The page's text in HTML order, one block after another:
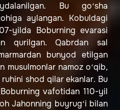
Bu go‘sha
aylangan. Kobuldagi
yilda Boburning evarasi
qurilgan. Qabrdan sal
bunyod etilgan
musulmonlar namoz o‘qib,
shod qilar ekanlar. Bu
vafotidan 110-yil
Jahonning buyrug‘i bilan